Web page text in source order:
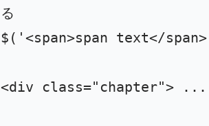
る
$ ( ' <span>span text</span>
<div class="chapter"> ...